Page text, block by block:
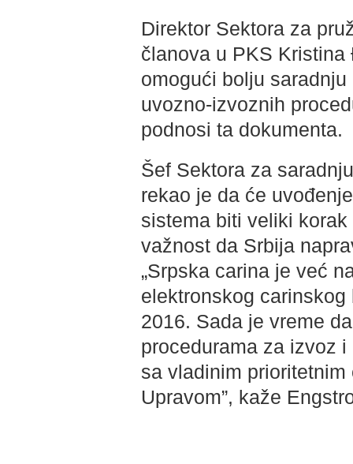
Direktor Sektora za
članova u PKS
omogući bolju
uvozno-izvoznih
podnosi ta dokumenta.
Šef Sektora za
rekao je da će
sistema biti veliki
važnost da Srbija
„Srpska carina je već
elektronskog
2016. Sada je vreme
procedurama za izvoz
sa vladinim
Upravom”, kaže